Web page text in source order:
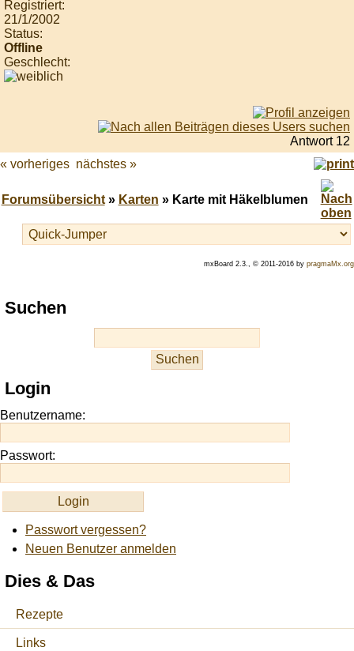
Registriert:
21/1/2002
Status:
Offline
Geschlecht:
Antwort 12
« vorheriges nächstes »
Forumsübersicht» Karten » Karte mit Häkelblumen
mxBoard 2.3., © 2011-2016 by pragmaMx.org
Play
best
site
https://onlineslots.money/
Suchen
Login
Benutzername:
Passwort:
Passwort vergessen?
Neuen Benutzer anmelden
Dies & Das
Rezepte
Links